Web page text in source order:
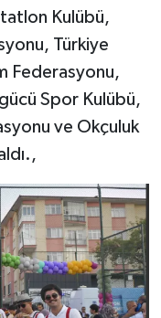
Kulübü,
Türkiye
Federasyonu,
Spor Kulübü,
ve Okçuluk